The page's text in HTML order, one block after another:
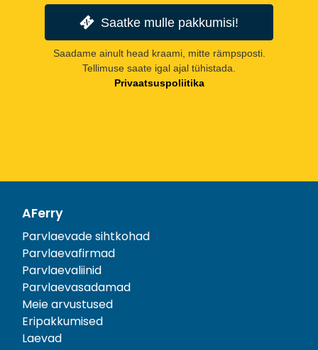
Saatke mulle pakkumisi!
Saadame ainult head kraami, mitte rämpsposti.
Tellimuse saate igal ajal tühistada.
Privaatsuspoliitika
AFerry
Parvlaevade sihtkohad
Parvlaevafirmad
Parvlaevaliinid
Parvlaevasadamad
Meie arvustused
Eripakkumised
Laevad